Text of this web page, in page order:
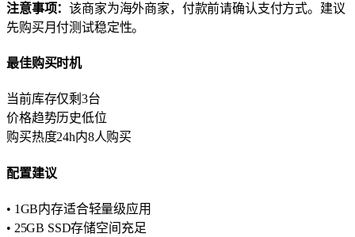
注意事项：该商家为海外商家，付款前请确认支付方式。建议
先购买月付测试稳定性。
最佳购买时机
当前库存仅剩3台
价格趋势历史低位
购买热度24h内8人购买
配置建议
• 1GB内存适合轻量级应用
• 25GB SSD存储空间充足